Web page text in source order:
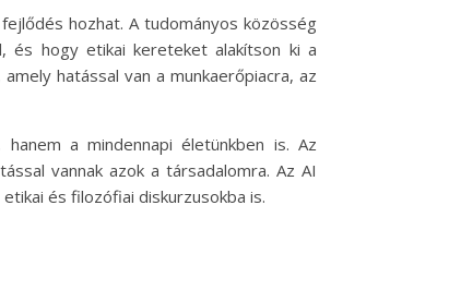
hozhat. A tudományos közösség
és hogy etikai kereteket alakítson ki a
hatással van a munkaerőpiacra, az
a mindennapi életünkben is. Az
vannak azok a társadalomra. Az AI
és filozófiai diskurzusokba is.